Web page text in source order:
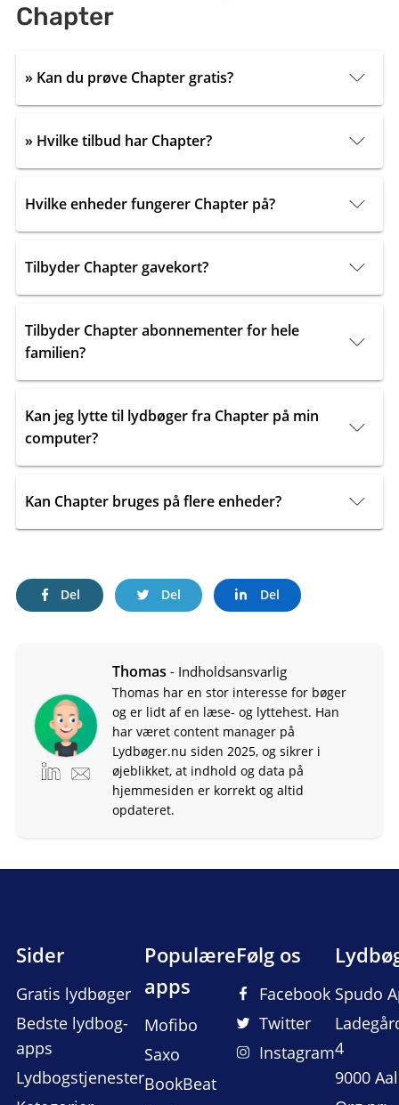
Chapter
» Kan du prøve Chapter gratis?
» Hvilke tilbud har Chapter?
Hvilke enheder fungerer Chapter på?
Tilbyder Chapter gavekort?
Tilbyder Chapter abonnementer for hele
familien?
Kan jeg lytte til lydbøger fra Chapter på min
computer?
Kan Chapter bruges på flere enheder?
Del Del Del
Thomas - Indholdsansvarlig
Thomas har en stor interesse for bøger
og er lidt af en læse- og lyttehest. Han
har været content manager på
Lydbøger.nu siden 2025, og sikrer i
øjeblikket, at indhold og data på
hjemmesiden er korrekt og altid
opdateret.
Sider
Gratis lydbøger
Bedste lydbog-
apps
Lydbogstjenester
Populære
apps
Mofibo
Saxo
BookBeat
Følg os
Facebook
Twitter
Instagram
Spudo
4
9000